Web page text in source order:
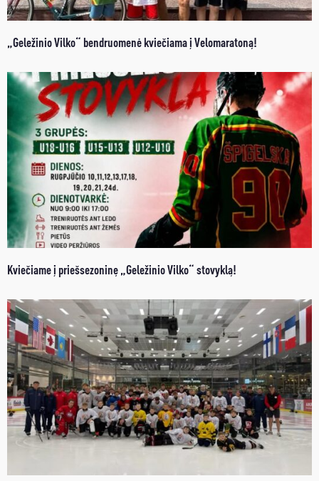
„Geležinio Vilko“ bendruomenė kviečiama į Velomaratoną!
Kviečiame į priešsezoninę „Geležinio Vilko“ stovyklą!